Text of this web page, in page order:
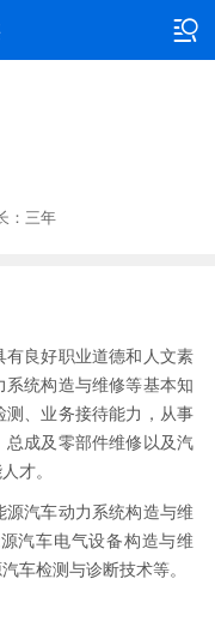
：三年
良好职业道德和人文素
统构造与维修等基本知
、业务接待能力，从事
总成及零部件维修以及汽
才。
汽车动力系统构造与维
汽车电气设备构造与维
车检测与诊断技术等。